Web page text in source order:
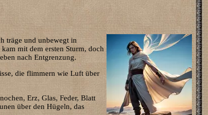
träge und unbewegt in
mit dem ersten Sturm, doch
nach Entgrenzung.
die flimmern wie Luft über
Erz, Glas, Feder, Blatt
über den Hügeln, das